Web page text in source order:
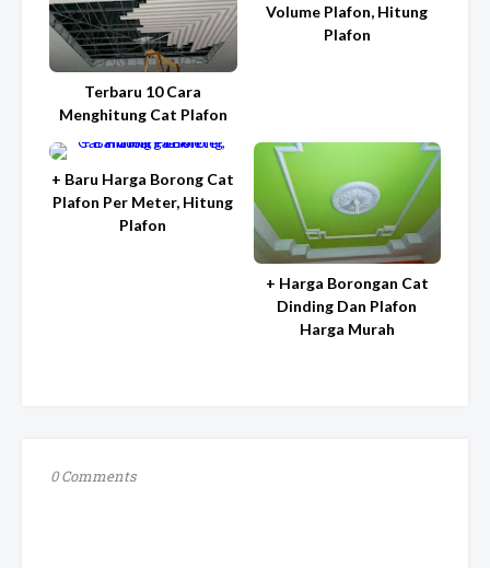
Terbaru 10 Cara
Menghitung Cat Plafon
Volume Plafon, Hitung
Plafon
+ Baru Harga Borong Cat
Plafon Per Meter, Hitung
Plafon
+ Harga Borongan Cat
Dinding Dan Plafon
Harga Murah
0 Comments